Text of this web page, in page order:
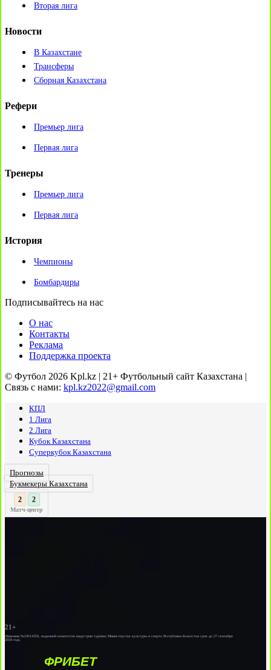
Вторая лига
Новости
В Казахстане
Трансферы
Сборная Казахстана
Рефери
Премьер лига
Первая лига
Тренеры
Премьер лига
Первая лига
История
Чемпионы
Бомбардиры
Подписывайтесь на нас
О нас
Контакты
Реклама
Поддержка проекта
© Футбол 2026 Kpl.kz | 21+ Футбольный сайт Казахстана |
Связь с нами: kpl.kz2022@gmail.com
КПЛ
1 Лига
2 Лига
Кубок Казахстана
Суперкубок Казахстана
Прогнозы
Букмекеры Казахстана
3
:
Матч-центр
21+
Лицензии №24514359, выданной комитетом индустрии туризма Министерства культуры и спорта Республики Казахстан срок до 27 сентября
2034 года.
ФРИБЕТ